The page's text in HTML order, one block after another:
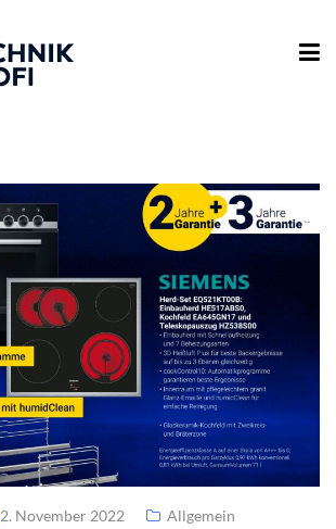
2. November 2022 Allgemein